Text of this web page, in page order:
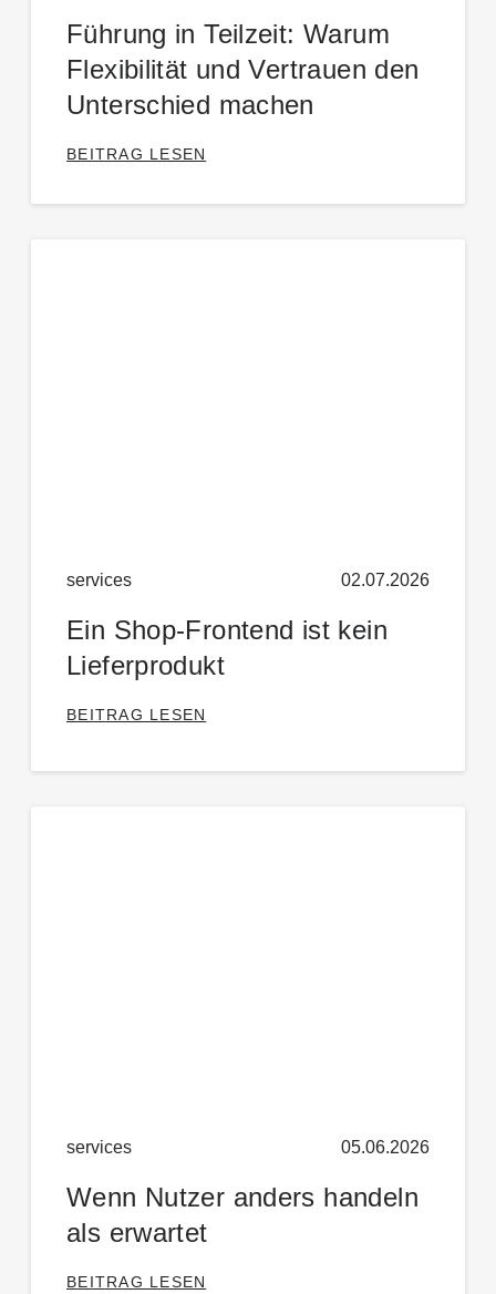
Führung in Teilzeit: Warum
Flexibilität und Vertrauen den
Unterschied machen
BEITRAG LESEN
services 02.07.2026
Ein Shop-Frontend ist kein
Lieferprodukt
BEITRAG LESEN
services 05.06.2026
Wenn Nutzer anders handeln
als erwartet
BEITRAG LESEN